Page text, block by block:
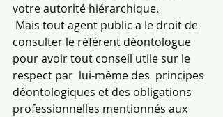
votre autorité hiérarchique.
Mais tout agent public a le droit de
consulter le référent déontologue
pour avoir tout conseil utile sur le
respect par  lui-même des  principes
déontologiques et des obligations
professionnelles mentionnés aux